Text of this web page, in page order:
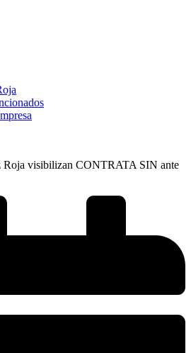
visibilizan CONTRATA SIN ante